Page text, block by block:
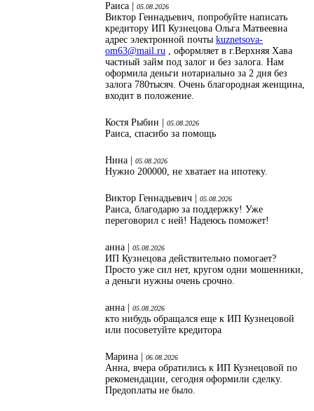
Раиса | 05.08.2026
Виктор Геннадьевич, попробуйте написать
кредитору ИП Кузнецова Ольга Матвеевна
адрес электронной почты kuznetsova-
om63@mail.ru , оформляет в г.Верхняя Хава
частный займ под залог и без залога. Нам
оформила деньги нотариально за 2 дня без
залога 780тысяч. Очень благородная женщина,
входит в положение.
Костя Рыбин | 05.08.2026
Раиса, спасибо за помощь
Нина | 05.08.2026
Нужно 200000, не хватает на ипотеку.
Виктор Геннадьевич | 05.08.2026
Раиса, благодарю за поддержку! Уже
переговорил с ней! Надеюсь поможет!
анна | 05.08.2026
ИП Кузнецова действительно помогает?
Просто уже сил нет, кругом одни мошенники,
а деньги нужны очень срочно.
анна | 05.08.2026
кто нибудь обращался еще к ИП Кузнецовой
или посоветуйте кредитора
Марина | 06.08.2026
Анна, вчера обратились к ИП Кузнецовой по
рекомендации, сегодня оформили сделку.
Предоплаты не было.